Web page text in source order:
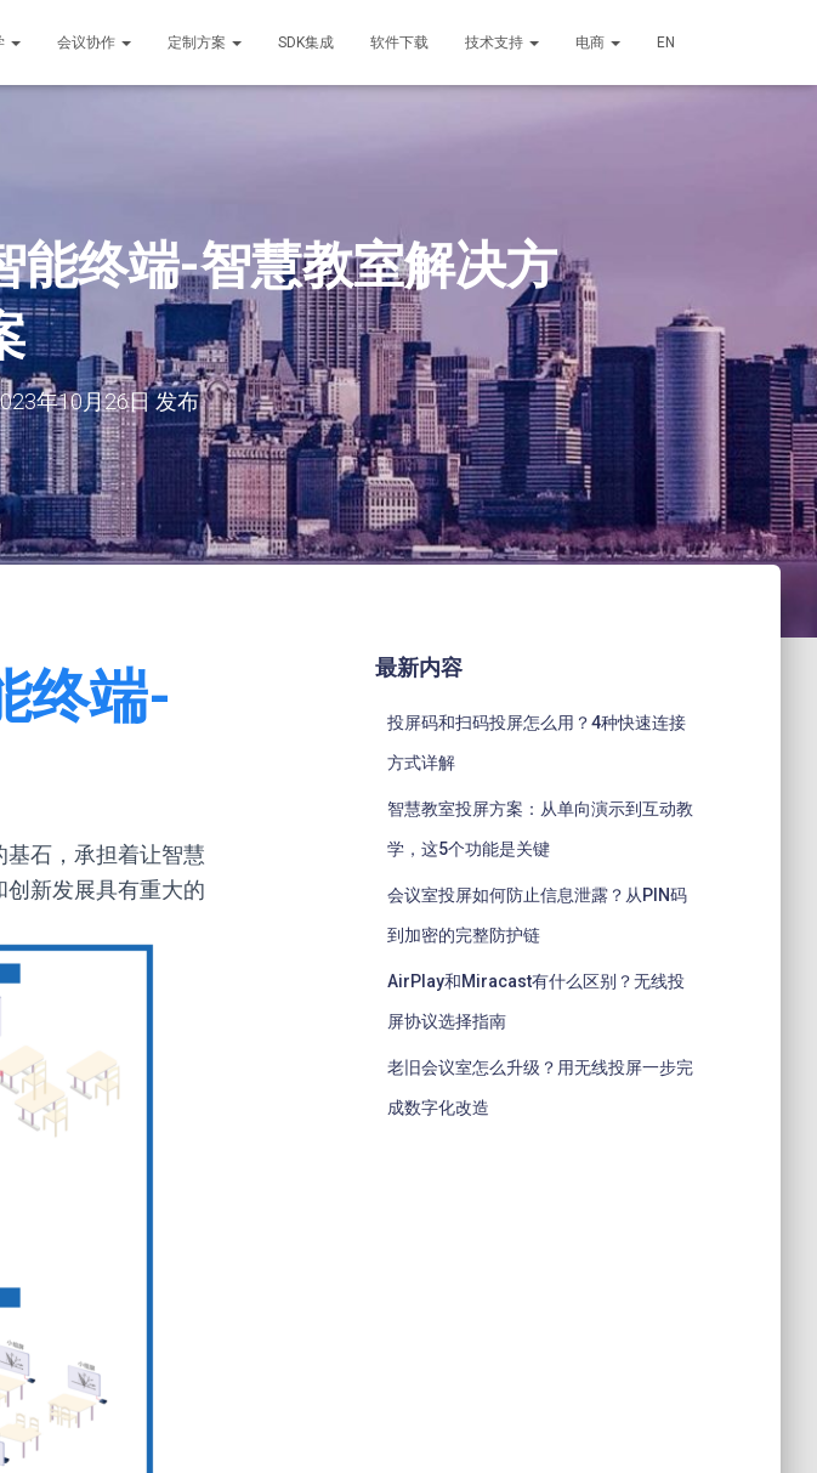
会议协作 定制方案 SDK集成 软件下载 技术支持 电商 EN
能终端-智慧教室解决方
年10月26日发布
终端-
石，承担着让智慧
新发展具有重大的
最新内容
投屏码和扫码投屏怎么用？4种快速连接
方式详解
智慧教室投屏方案：从单向演示到互动教
学，这5个功能是关键
会议室投屏如何防止信息泄露？从PIN码
到加密的完整防护链
AirPlay和Miracast有什么区别？无线投
屏协议选择指南
老旧会议室怎么升级？用无线投屏一步完
成数字化改造